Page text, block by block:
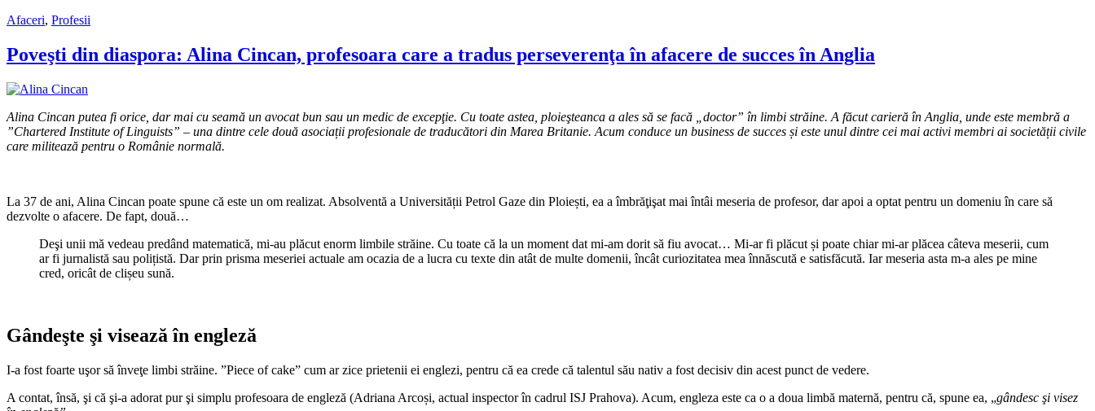
Afaceri, Profesii
Poveşti din diaspora: Alina Cincan, profesoara care a tradus perseverenţa în afacere de succes în Anglia
Alina Cincan putea fi orice, dar mai cu seamă un avocat bun sau un medic de excepţie. Cu toate astea, ploieşteanca a ales să se facă „doctor” în limbi străine. A făcut carieră în Anglia, unde este membră a
”Chartered Institute of Linguists” – una dintre cele două asociații profesionale de traducători din Marea Britanie. Acum conduce un business de succes și este unul dintre cei mai activi membri ai societății civile
care militează pentru o Românie normală.
La 37 de ani, Alina Cincan poate spune că este un om realizat. Absolventă a Universității Petrol Gaze din Ploiești, ea a îmbrăţişat mai întâi meseria de profesor, dar apoi a optat pentru un domeniu în care să
dezvolte o afacere. De fapt, două…
Deşi unii mă vedeau predând matematică, mi-au plăcut enorm limbile străine. Cu toate că la un moment dat mi-am dorit să fiu avocat… Mi-ar fi plăcut și poate chiar mi-ar plăcea câteva meserii, cum
ar fi jurnalistă sau polițistă. Dar prin prisma meseriei actuale am ocazia de a lucra cu texte din atât de multe domenii, încât curiozitatea mea înnăscută e satisfăcută. Iar meseria asta m-a ales pe mine
cred, oricât de clișeu sună.
Gândeşte şi visează în engleză
I-a fost foarte uşor să înveţe limbi străine. ”Piece of cake” cum ar zice prietenii ei englezi, pentru că ea crede că talentul său nativ a fost decisiv din acest punct de vedere.
A contat, însă, şi că şi-a adorat pur şi simplu profesoara de engleză (Adriana Arcoși, actual inspector în cadrul ISJ Prahova). Acum, engleza este ca o a doua limbă maternă, pentru că, spune ea, „gândesc şi visez